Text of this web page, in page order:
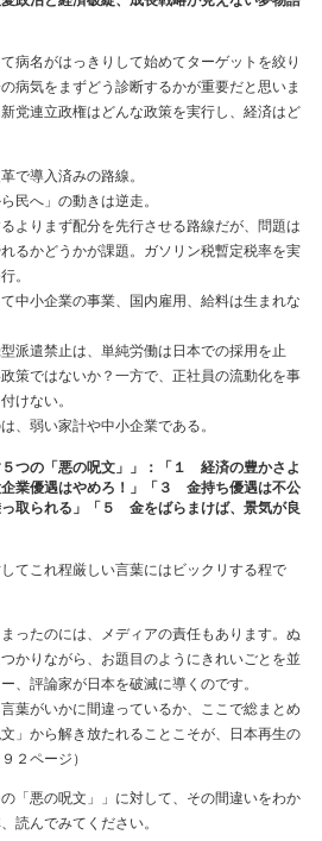
病名がはっきりして始めてターゲットを絞り
病気をまずどう診断するかが重要だと思いま
党連立政権はどんな政策を実行し、経済はど
で導入済みの路線。
民へ」の動きは逆走。
よりまず配分を先行させる路線だが、問題は
るかどうかが課題。ガソリン税暫定税率を実
。
中小企業の事業、国内雇用、給料は生まれな
派遣禁止は、単純労働は日本での採用を止
策ではないか？一方で、正社員の流動化を事
けない。
、弱い家計や中小企業である。
つの「悪の呪文」」：「１ 経済の豊かさよ
業優遇はやめろ！」「３ 金持ち優遇は不公
取られる」「５ 金をばらまけば、景気が良
てこれ程厳しい言葉にはビックリする程で
ったのには、メディアの責任もあります。ぬ
かりながら、お題目のようにきれいごとを並
、評論家が日本を破滅に導くのです。
葉がいかに間違っているか、ここで総まとめ
」から解き放たれることこそが、日本再生の
２ページ）
「悪の呪文」」に対して、その間違いをわか
読んでみてください。